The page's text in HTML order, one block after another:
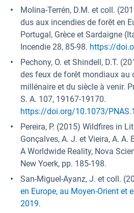
Molina-Terrén, D.M. et coll.
dus aux incendies de forêt en
Portugal, Grèce et Sardaigne
Incendie 28, 85-98. https://
Pechony, O. et Shindell, D.T.
des feux de forêt mondiaux au
millénaire et du siècle à venir.
S. A. 107, 19167-19170.
https://doi.org/10.1073/
Pereira, P. (2015) Wildfires in
Gonçalves, A. J. et Vieira, A. A.
A Worldwide Reality, Nova
New Yoerk, pp. 185-198.
San-Miguel-Ayanz, J. et coll.
en Europe, au Moyen-Orient et
2019.